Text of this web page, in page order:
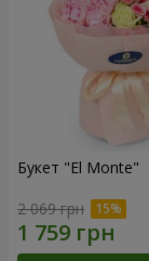
Букет "El Monte"
2 069 грн